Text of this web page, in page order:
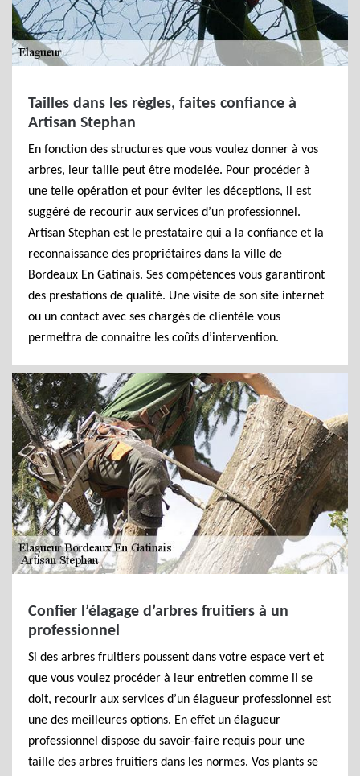
Tailles dans les règles, faites confiance à
Artisan Stephan
En fonction des structures que vous voulez donner à vos
arbres, leur taille peut être modelée. Pour procéder à
une telle opération et pour éviter les déceptions, il est
suggéré de recourir aux services d’un professionnel.
Artisan Stephan est le prestataire qui a la confiance et la
reconnaissance des propriétaires dans la ville de
Bordeaux En Gatinais. Ses compétences vous garantiront
des prestations de qualité. Une visite de son site internet
ou un contact avec ses chargés de clientèle vous
permettra de connaitre les coûts d’intervention.
Confier l’élagage d’arbres fruitiers à un
professionnel
Si des arbres fruitiers poussent dans votre espace vert et
que vous voulez procéder à leur entretien comme il se
doit, recourir aux services d’un élagueur professionnel est
une des meilleures options. En effet un élagueur
professionnel dispose du savoir-faire requis pour une
taille des arbres fruitiers dans les normes. Vos plants se